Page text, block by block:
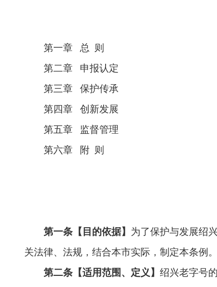
第一章 总 则
第二章 申报认定
第三章 保护传承
第四章 创新发展
第五章 监督管理
第六章 附 则
第一条【目的依据】 为了保护与发展绍
关法律、法规，结合本市实际，制定本条例
第二条【适用范围、定义】 绍兴老字号